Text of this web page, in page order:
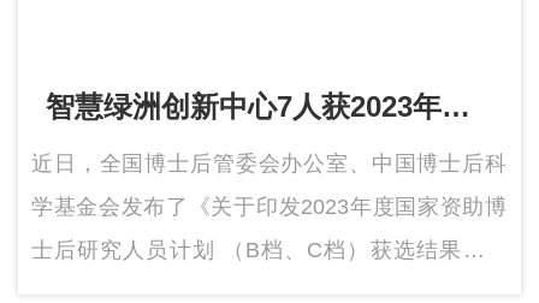
智慧绿洲创新中心7人获2023年度
国家资助博士后研究人员计划资助
近日，全国博士后管委会办公室、中国博士后科
学基金会发布了《关于印发2023年度国家资助博
士后研究人员计划 （B档、C档）获选结果的通